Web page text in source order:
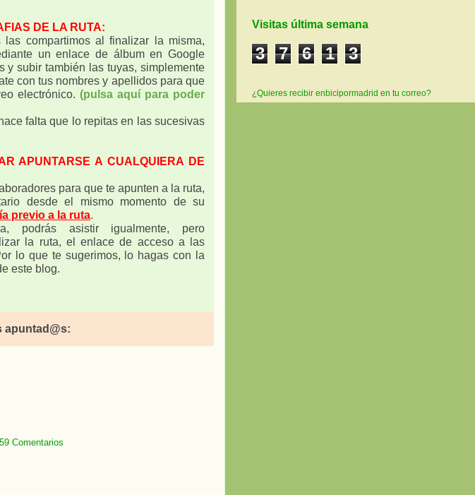
DE LA RUTA:
compartimos al finalizar la misma,
un enlace de álbum en Google
y subir también las tuyas, simplemente
con tus nombres y apellidos para que
electrónico. (pulsa aquí para poder
falta que lo repitas en las sucesivas
APUNTARSE A CUALQUIERA DE
para que te apunten a la ruta,
desde el mismo momento de su
previo a la ruta.
podrás asistir igualmente, pero
la ruta, el enlace de acceso a las
lo que te sugerimos, lo hagas con la
este blog.
apuntad@s:
59 Comentarios
Visitas última semana
3 7 6 1 3
¿Quieres recibir enbicipormadrid en tu correo?